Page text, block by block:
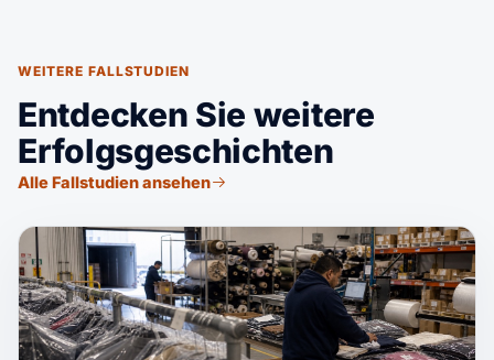
WEITERE FALLSTUDIEN
Entdecken Sie weitere
Erfolgsgeschichten
Alle Fallstudien ansehen